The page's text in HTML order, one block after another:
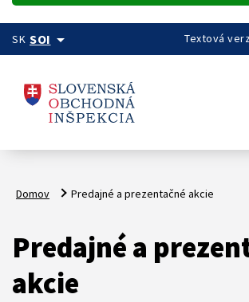
SK SOIarrow_drop_down Textová
Domov Predajné a prezentačné akcie
Predajné a
akcie